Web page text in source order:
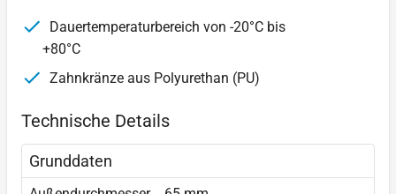
Dauertemperaturbereich von -20°C bis
+80°C
Zahnkränze aus Polyurethan (PU)
Technische Details
Grunddaten